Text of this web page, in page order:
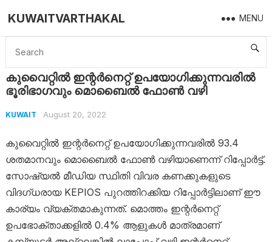
KUWAITVARTHAKAL MENU
Home Kuwait കുവൈറ്റിൽ ഇന്റർനെറ്റ് ഉപയോഗിക്കുന്നവരിൽ ഭൂരിഭാഗവും മൊബൈൽ ഫോൺ വഴി
കുവൈറ്റിൽ ഇന്റർനെറ്റ് ഉപയോഗിക്കുന്നവരിൽ
ഭൂരിഭാഗവും മൊബൈൽ ഫോൺ വഴി
KUWAIT August 20, 2022
കുവൈറ്റിൽ ഇന്റർനെറ്റ് ഉപയോഗിക്കുന്നവരിൽ 93.4
ശതമാനവും മൊബൈൽ ഫോൺ വഴിയാണെന്ന് റിപ്പോർട്ട്.
സോഷ്യൽ മീഡിയ സ്ഥിതി വിവര കണക്കുകളുടെ
വിദഗ്ധരായ KEPIOS പുറത്തിറക്കിയ റിപ്പോർട്ടിലാണ് ഈ
കാര്യം വ്യക്തമാകുന്നത്. മൊത്തം ഇന്റർനെറ്റ്
ഉപഭോക്താക്കളിൽ 0.4% ആളുകൾ മാത്രമാണ്